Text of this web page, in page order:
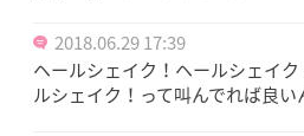
2018.06.29 17:39
ヘールシェイク！ヘールシェイ
ルシェイク！って叫んでれば良